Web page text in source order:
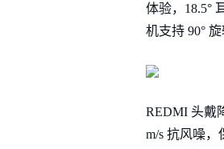
体验，18.5°
机支持 90°
REDMI 头戴
m/s 抗风噪